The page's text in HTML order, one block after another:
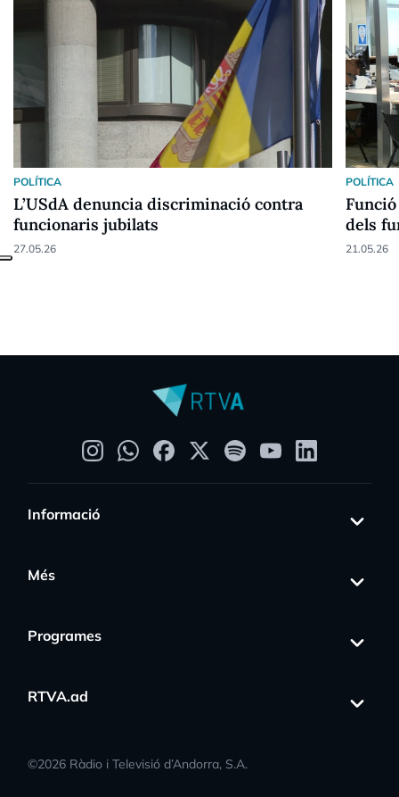
POLÍTICA
L’USdA denuncia discriminació contra
funcionaris jubilats
27.05.26
POLÍTICA
dels
21.05.26
Informació
Més
Programes
RTVA.ad
©2026 Ràdio i Televisió d’Andorra, S.A.